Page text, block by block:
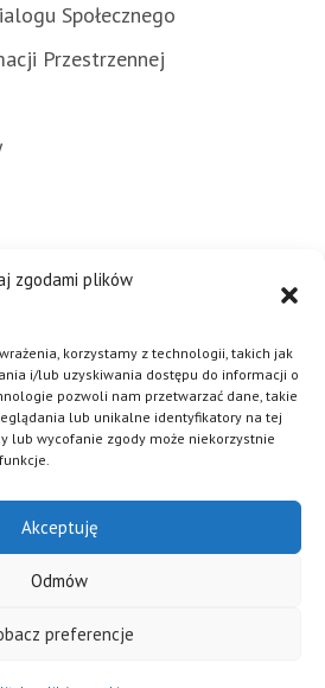
zgodami plików
korzystamy z technologii, takich jak
i/lub uzyskiwania dostępu do informacji o
pozwoli nam przetwarzać dane, takie
lub unikalne identyfikatory na tej
lub wycofanie zgody może niekorzystnie
Akceptuję
Odmów
preferencje
Społecznego
Przestrzennej
urzędzie